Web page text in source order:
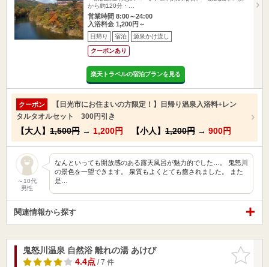
から約120分・…
営業時間 8:00～24:00
入浴料金 1,200円～
日帰り 宿泊 源泉かけ流し
クーポンあり
楽天トラベルの宿泊プランを見る
クーポン
【日光市にお住まいの方限定！】日帰り温泉入浴料+レン
タルタオルセット 300円引き
【大人】 1,500円 → 1,200円 【小人】 1,200円 → 900円
～10代
男性
なんといっても開放感のある露天風呂が魅力的でした…。 鬼怒川
の景色を一望できます。 泉質もよくとても癒されました。 また
是…
関連情報から探す
お気に入
りに追加
鬼怒川温泉 自然浴 離れの湯 あけび
4.4点/ 7 件